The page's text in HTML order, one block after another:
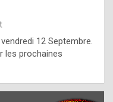
12 Septembre.
les prochaines